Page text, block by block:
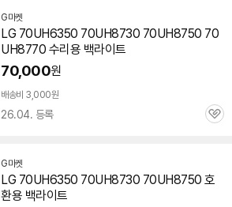
G마켓
LG 70UH6350 70UH8730 70UH8750 70
UH8770 수리용 백라이트
70,000원
배송비 3,000원
26.04. 등록
관
G마켓
LG 70UH6350 70UH8730 70UH8750 호
환용 백라이트